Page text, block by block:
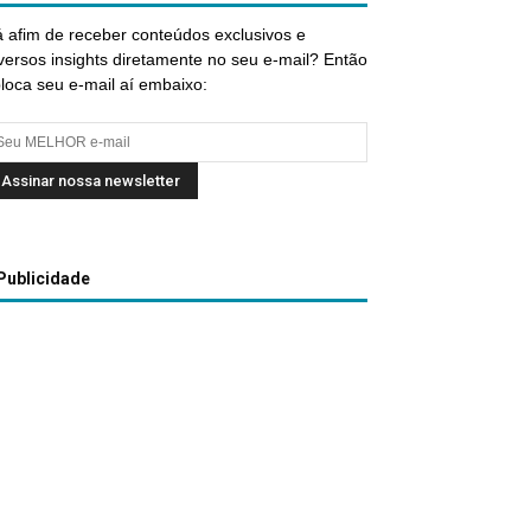
afim de receber conteúdos exclusivos e
insights diretamente no seu e-mail? Então
seu e-mail aí embaixo:
Publicidade